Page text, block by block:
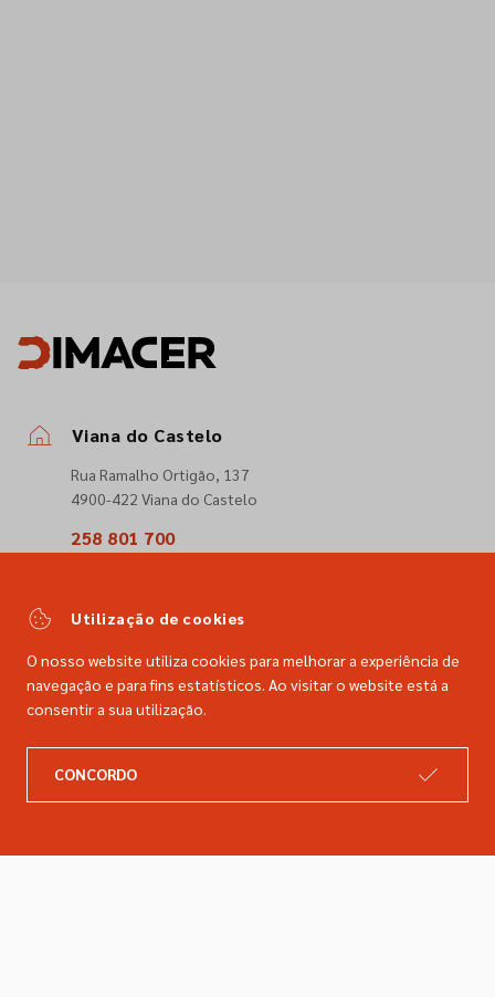
Viana do Castelo
Rua Ramalho Ortigão, 137
4900-422 Viana do Castelo
258 801 700
comercial@dimacer.com
Catálogo
Utilização de cookies
O nosso website utiliza cookies para melhorar a experiência de
navegação e para fins estatísticos. Ao visitar o website está a
consentir a sua utilização.
CONCORDO